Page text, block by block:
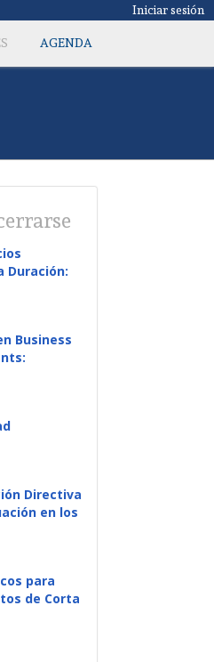
Iniciar sesión
AGENDA
Duración:
Business
Directiva
en los
para
de Corta